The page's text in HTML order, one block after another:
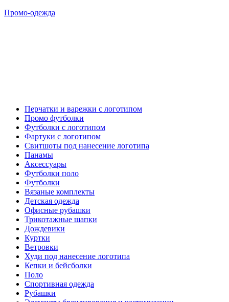
Промо-одежда
Перчатки и варежки с логотипом
Промо футболки
Футболки с логотипом
Фартуки с логотипом
Свитшоты под нанесение логотипа
Панамы
Аксессуары
Футболки поло
Футболки
Вязаные комплекты
Детская одежда
Офисные рубашки
Трикотажные шапки
Дождевики
Куртки
Ветровки
Худи под нанесение логотипа
Кепки и бейсболки
Поло
Спортивная одежда
Рубашки